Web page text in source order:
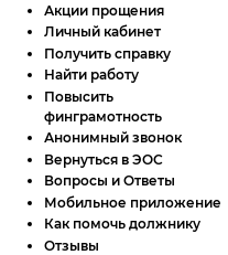
Акции прощения
Личный кабинет
Получить справку
Найти работу
Повысить
финграмотность
Анонимный звонок
Вернуться в ЭОС
Вопросы и Ответы
Мобильное приложение
Как помочь должнику
Отзывы